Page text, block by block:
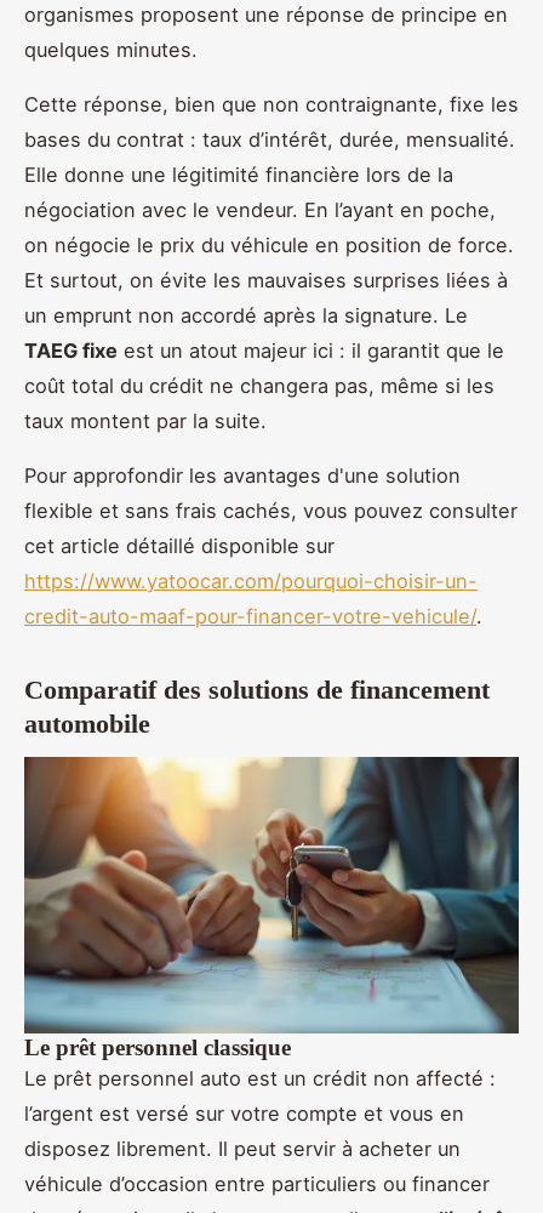
organismes proposent une réponse de principe en
quelques minutes.
Cette réponse, bien que non contraignante, fixe les
bases du contrat : taux d’intérêt, durée, mensualité.
Elle donne une légitimité financière lors de la
négociation avec le vendeur. En l’ayant en poche,
on négocie le prix du véhicule en position de force.
Et surtout, on évite les mauvaises surprises liées à
un emprunt non accordé après la signature. Le
TAEG fixe est un atout majeur ici : il garantit que le
coût total du crédit ne changera pas, même si les
taux montent par la suite.
Pour approfondir les avantages d'une solution
flexible et sans frais cachés, vous pouvez consulter
cet article détaillé disponible sur
https://www.yatoocar.com/pourquoi-choisir-un-
credit-auto-maaf-pour-financer-votre-vehicule/.
Comparatif des solutions de financement
automobile
Le prêt personnel classique
Le prêt personnel auto est un crédit non affecté :
l’argent est versé sur votre compte et vous en
disposez librement. Il peut servir à acheter un
véhicule d’occasion entre particuliers ou financer